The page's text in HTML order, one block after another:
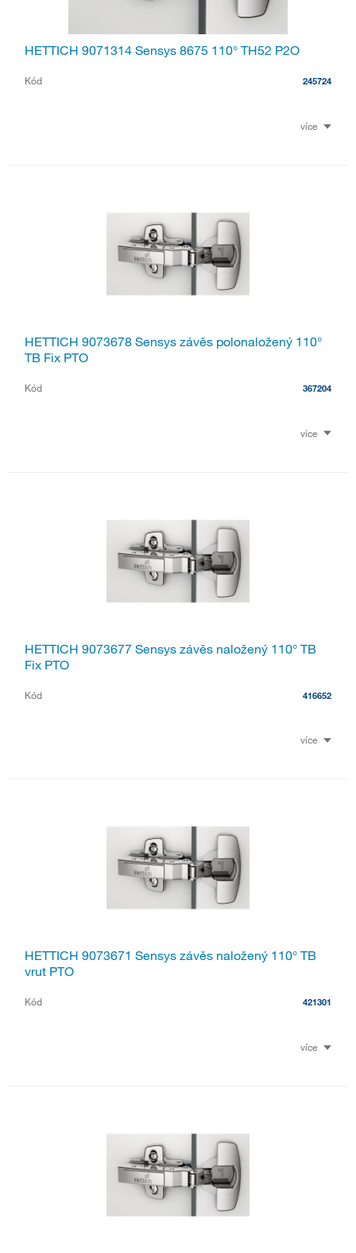
HETTICH 9071314 Sensys 8675 110° TH52 P2O
Kód 245724
více
HETTICH 9073678 Sensys závěs polonaložený 110°
TB Fix PTO
Kód 367204
více
HETTICH 9073677 Sensys závěs naložený 110° TB
Fix PTO
Kód 416652
více
HETTICH 9073671 Sensys závěs naložený 110° TB
vrut PTO
Kód 421301
více